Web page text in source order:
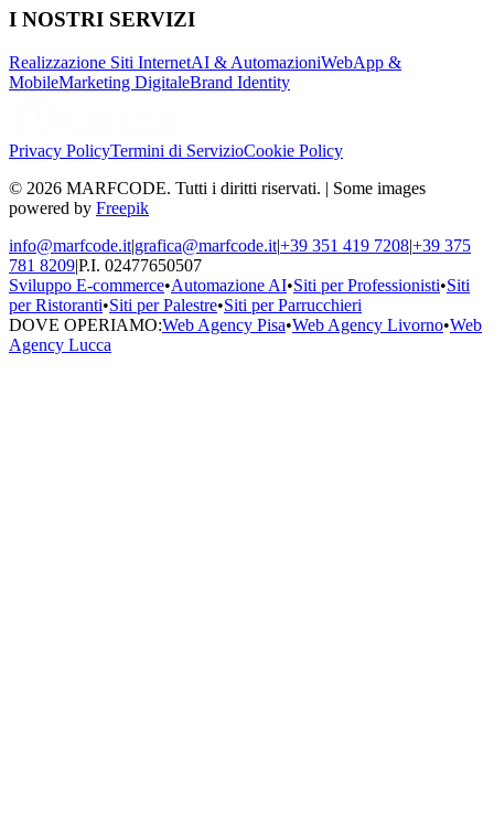
I NOSTRI SERVIZI
Realizzazione Siti InternetAI & AutomazioniWebApp &
MobileMarketing DigitaleBrand Identity
Privacy PolicyTermini di ServizioCookie Policy
© 2026 MARFCODE. Tutti i diritti riservati. | Some images
powered by Freepik
info@marfcode.it|grafica@marfcode.it|+39 351 419 7208|+39 375
781 8209|P.I. 02477650507
Sviluppo E-commerce•Automazione AI•Siti per Professionisti•Siti
per Ristoranti•Siti per Palestre•Siti per Parrucchieri
DOVE OPERIAMO:Web Agency Pisa•Web Agency Livorno•Web
Agency Lucca